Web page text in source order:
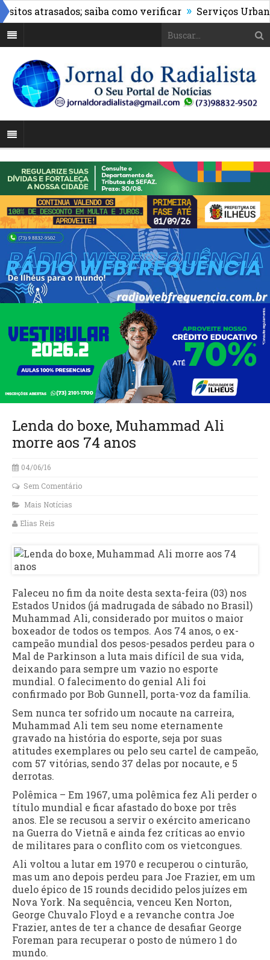
atrasados; saiba como verificar » Serviços Urbanos
Lenda do boxe, Muhammad Ali
morre aos 74 anos
04/06/16
Sem Comentário
Mais Notícias
Elias Reis
Faleceu no fim da noite desta sexta-feira (03) nos
Estados Unidos (já madrugada de sábado no Brasil)
Muhammad Ali, considerado por muitos o maior
boxeador de todos os tempos. Aos 74 anos, o ex-
campeão mundial dos pesos-pesados perdeu para o
Mal de Parkinson a luta mais difícil de sua vida,
deixando para sempre um vazio no esporte
mundial. O falecimento do genial Ali foi
confirmado por Bob Gunnell, porta-voz da família.
Sem nunca ter sofrido um nocaute na carreira,
Muhammad Ali tem seu nome eternamente
gravado na história do esporte, seja por suas
atitudes exemplares ou pelo seu cartel de campeão,
com 57 vitórias, sendo 37 delas por nocaute, e 5
derrotas.
Polêmica – Em 1967, uma polêmica fez Ali perder o
título mundial e ficar afastado do boxe por três
anos. Ele se recusou a servir o exército americano
na Guerra do Vietnã e ainda fez críticas ao envio
de militares para o conflito com os vietcongues.
Ali voltou a lutar em 1970 e recuperou o cinturão,
mas um ano depois perdeu para Joe Frazier, em um
duelo épico de 15 rounds decidido pelos juízes em
Nova York. Na sequência, venceu Ken Norton,
George Chuvalo Floyd e a revanche contra Joe
Frazier, antes de ter a chance de desafiar George
Foreman para recuperar o posto de número 1 do
mundo.